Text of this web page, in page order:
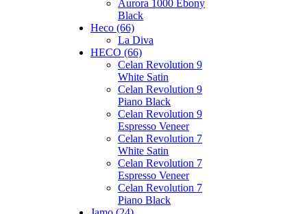
Aurora 1000 Ebony
Black
Heco (66)
La Diva
HECO (66)
Celan Revolution 9
White Satin
Celan Revolution 9
Piano Black
Celan Revolution 9
Espresso Veneer
Celan Revolution 7
White Satin
Celan Revolution 7
Espresso Veneer
Celan Revolution 7
Piano Black